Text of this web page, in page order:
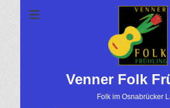
Venner Folk
Folk im Osnabrücker